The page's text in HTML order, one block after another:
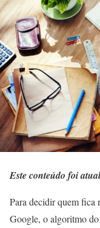
Este conteúdo foi
Para decidir quem fica
Google, o algoritmo